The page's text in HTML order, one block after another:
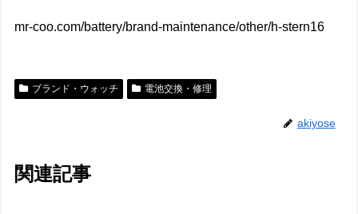
mr-coo.com/battery/brand-maintenance/other/h-stern16
ブランド・ウォッチ 電池交換・修理
akiyose
関連記事